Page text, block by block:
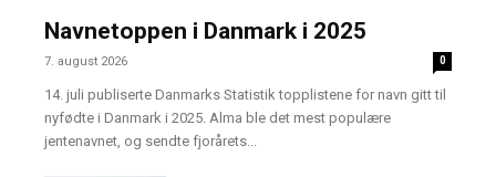
Navnetoppen i Danmark i 2025
7. august 2026 0
14. juli publiserte Danmarks Statistik topplistene for navn gitt til
nyfødte i Danmark i 2025. Alma ble det mest populære
jentenavnet, og sendte fjorårets...